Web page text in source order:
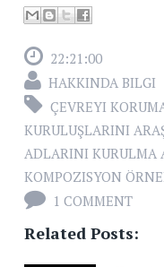
22:21:00
HAKKINDA BILGI
ÇEVREYI
KURULUŞLARINI
ADLARINI KURULMA
KOMPOZISYON
1 COMMENT
Related Posts: